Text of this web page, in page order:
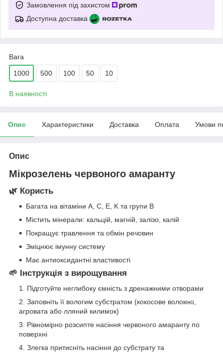
Замовлення під захистом
Доступна доставка
Вага
1000 500 100 50 10
В наявності
Опис Характеристики Доставка Оплата Умови
Опис
Мікрозелень червоного амаранту
🌿 Користь
Багата на вітаміни A, C, E, K та групи B
Містить мінерали: кальцій, магній, залізо, калій
Покращує травлення та обмін речовин
Зміцнює імунну систему
Має антиоксидантні властивості
🌱 Інструкція з вирощування
Підготуйте неглибоку ємність з дренажними отворами
Заповніть її вологим субстратом (кокосове волокно,
агровата або лляний килимок)
Рівномірно розсипте насіння червоного амаранту по
поверхні
Злегка притисніть насіння до субстрату та